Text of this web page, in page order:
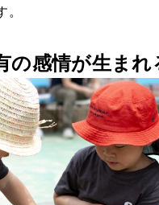
の感情が生まれ